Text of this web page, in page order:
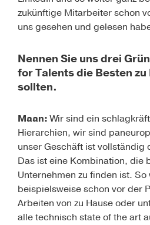
zukünftige Mitarbeiter schon
uns gesehen und gelesen
Nennen Sie uns drei
for Talents die Besten zu
sollten.
Maan:Wir sind ein
Hierarchien, wir sind
unser Geschäft ist
Das ist eine Kombination, die
Unternehmen zu finden ist.
beispielsweise schon vor der
Arbeiten von zu Hause oder
alle technisch state of the art